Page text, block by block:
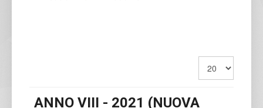
ANNO VIII - 2021 (NUOVA